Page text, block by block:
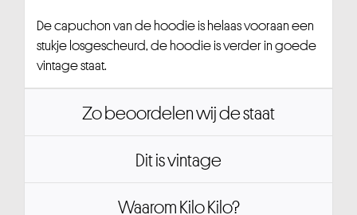
De capuchon van de hoodie is helaas vooraan een
stukje losgescheurd, de hoodie is verder in goede
vintage staat.
Zo beoordelen wij de staat
Dit is vintage
Waarom Kilo Kilo?